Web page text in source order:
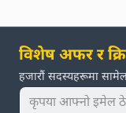
विशेष अफर र
हजारौं सदस्यहरूमा